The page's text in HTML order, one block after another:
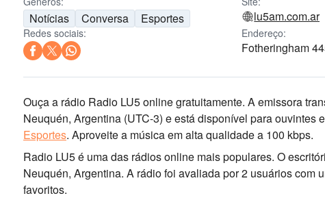
Notícias Conversa Esportes lu5am.com.ar
Redes sociais: Endereço:
Fotheringham
Ouça a rádio Radio LU5 online gratuitamente. A emissora
Neuquén, Argentina (UTC-3) e está disponível para ouvintes
Esportes. Aproveite a músicaem alta qualidadea 100 kbps.
Radio LU5 é uma das rádios online mais populares. O
Neuquén, Argentina. A rádio foi avaliada por 2 usuários com
favoritos.